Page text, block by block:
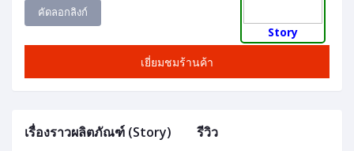
คัดลอกลิงก์
เยี่ยมชมร้านค้า
Story
เรื่องราวผลิตภัณฑ์ (Story) รีวิว